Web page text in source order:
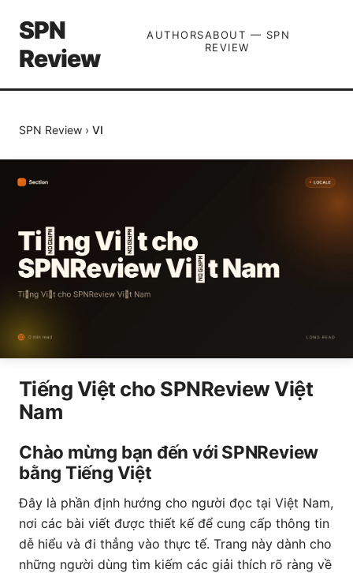
SPN
Review
AUTHORSABOUT — SPN
REVIEW
SPN Review › VI
Tiếng Việt cho SPNReview Việt
Nam
Chào mừng bạn đến với SPNReview
bằng Tiếng Việt
Đây là phần định hướng cho người đọc tại Việt Nam,
nơi các bài viết được thiết kế để cung cấp thông tin
dễ hiểu và đi thẳng vào thực tế. Trang này dành cho
những người dùng tìm kiếm các giải thích rõ ràng về